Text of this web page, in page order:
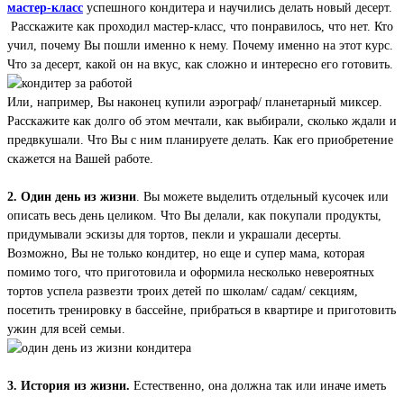
мастер-класс успешного кондитера и научились делать новый десерт.
Расскажите как проходил мастер-класс, что понравилось, что нет. Кто
учил, почему Вы пошли именно к нему. Почему именно на этот курс.
Что за десерт, какой он на вкус, как сложно и интересно его готовить.
Или, например, Вы наконец купили аэрограф/ планетарный миксер.
Расскажите как долго об этом мечтали, как выбирали, сколько ждали и
предвкушали. Что Вы с ним планируете делать. Как его приобретение
скажется на Вашей работе.
2. Один день из жизни. Вы можете выделить отдельный кусочек или
описать весь день целиком. Что Вы делали, как покупали продукты,
придумывали эскизы для тортов, пекли и украшали десерты.
Возможно, Вы не только кондитер, но еще и супер мама, которая
помимо того, что приготовила и оформила несколько невероятных
тортов успела развезти троих детей по школам/ садам/ секциям,
посетить тренировку в бассейне, прибраться в квартире и приготовить
ужин для всей семьи.
3. История из жизни. Естественно, она должна так или иначе иметь